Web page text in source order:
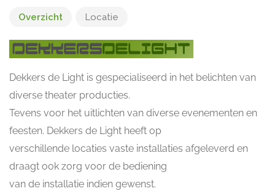
Overzicht Locatie
Dekkers de Light is gespecialiseerd in het belichten van
diverse theater producties.
Tevens voor het uitlichten van diverse evenementen en
feesten. Dekkers de Light heeft op
verschillende locaties vaste installaties afgeleverd en
draagt ook zorg voor de bediening
van de installatie indien gewenst.